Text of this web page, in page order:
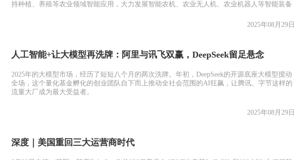
持种植、养殖等农业领域智能应用，大力发展智能农机、农业无人机、农业机器人等智能装备
2025年08月29日
人工智能+让大模型再洗牌：阿里与讯飞双赢，DeepSeek留足悬念
2025年的大模型市场，经历了短短八个月的两次洗牌。年初，DeepSeek的开源底座大模型搅动
全场，这个量化基金孵化的创业团队自下而上推动全社会范围的AI狂飙，让腾讯、字节这样的
流量大厂成为最大受益者。
2025年08月29日
深度｜美国重回三大运营商时代